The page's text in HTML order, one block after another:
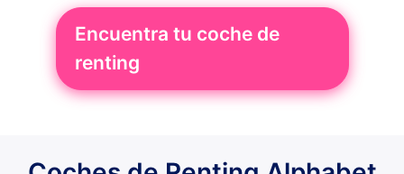
Encuentra tu coche de
renting